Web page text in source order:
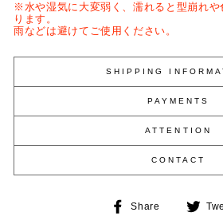
※水や湿気に大変弱く、濡れると型崩れや
ります。
雨などは避けてご使用ください。
SHIPPING
PAYMENTS
ATTENTION
CONTACT
Share
Share